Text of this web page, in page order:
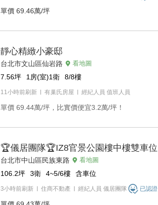
單價 69.46萬/坪
靜心精緻小豪邸
台北市文山區仙岩路 看地圖
7.56坪 1房(室)1衛 8/8樓
11小時前刷新 有巢氏房屋 經紀人員 值班人員
單價 69.44萬/坪，比實價便宜3.2萬/坪！
🏆儀居團隊🏆IZ8官景公園樓中樓雙車位
台北市中山區民族東路 看地圖
106.2坪 3衛 4~5/6樓 含車位
3小時前刷新 住商不動產 經紀人員 儀居團隊 已認證